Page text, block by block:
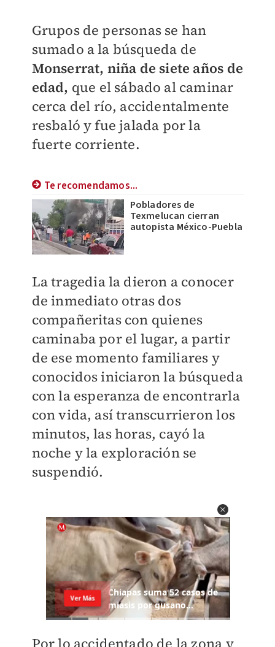
Grupos de personas se han
sumado a la búsqueda de
Monserrat, niña de siete años de
edad, que el sábado al caminar
cerca del río, accidentalmente
resbaló y fue jalada por la
fuerte corriente.
Te recomendamos...
Pobladores de
Texmelucan cierran
autopista México-Puebla
La tragedia la dieron a conocer
de inmediato otras dos
compañeritas con quienes
caminaba por el lugar, a partir
de ese momento familiares y
conocidos iniciaron la búsqueda
con la esperanza de encontrarla
con vida, así transcurrieron los
minutos, las horas, cayó la
noche y la exploración se
suspendió.